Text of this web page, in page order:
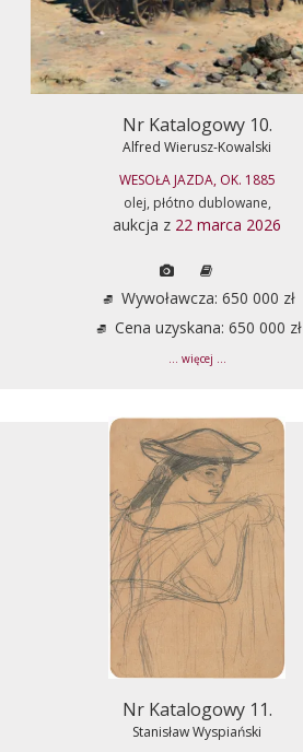
Nr Katalogowy 10.
Alfred Wierusz-Kowalski
WESOŁA JAZDA, OK. 1885
olej, płótno dublowane,
aukcja z 22 marca 2026
Wywoławcza: 650 000 zł
Cena uzyskana: 650 000 zł
... więcej ...
Nr Katalogowy 11.
Stanisław Wyspiański